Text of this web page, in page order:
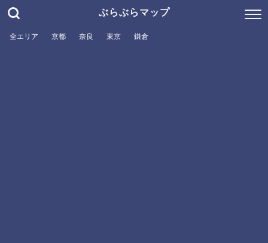
ぶらぶらマップ
全エリア 京都 奈良 東京 鎌倉